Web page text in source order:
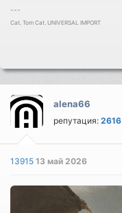
---
Cat. Tom Cat. UNIVERSAL IMPORT
alena66
репутация:2616
1391513 май 2026